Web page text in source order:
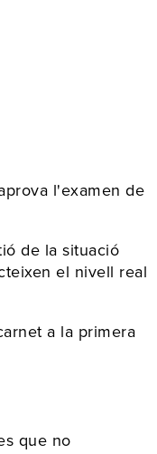
l'examen de
de la situació
el nivell real
a la primera
que no